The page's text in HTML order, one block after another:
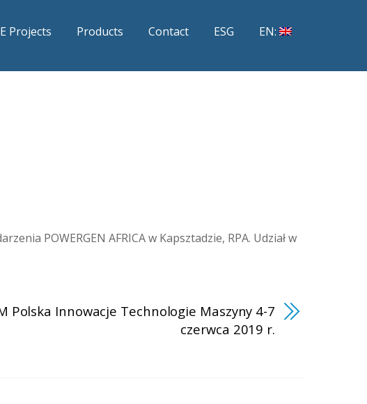
Projects Products Contact ESG EN:
POWERGEN AFRICA w Kapsztadzie, RPA. Udział w
Polska Innowacje Technologie Maszyny 4-7
czerwca 2019 r.